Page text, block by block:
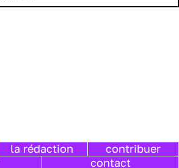
la rédaction
contribuer
contact